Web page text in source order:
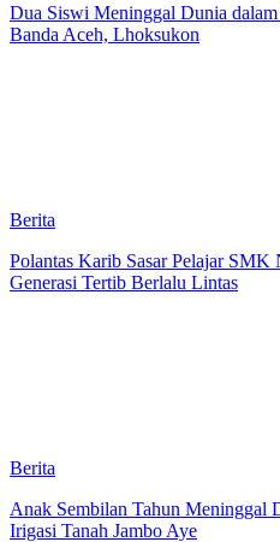
Dua Siswi Meninggal Dunia
Banda Aceh, Lhoksukon
Berita
Polantas Karib Sasar Pelajar
Generasi Tertib Berlalu Lintas
Berita
Anak Sembilan Tahun Meninggal
Irigasi Tanah Jambo Aye